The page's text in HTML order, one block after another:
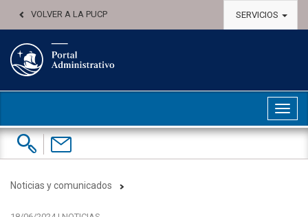
VOLVER A LA PUCP SERVICIOS
Buscar:
Contáctenos
Noticias y comunicados